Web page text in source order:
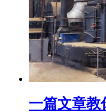
一篇文章教